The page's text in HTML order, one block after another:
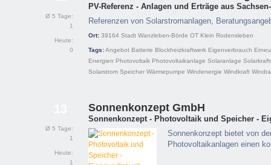
Ø 5 Tage:
1
Heute:
0
PV-Referenz - Anlagen und Erträge aus
Referenzen von Solarstromanlagen,
Ort: 39164 Stadt Wanzleben-Börde OT Klein Rodensleben
Tags:Angebot Batterie Blockheizkraftwerk Eigenverbrauch
Energien Photovoltaik Photovoltaikanlage Solaranlage
Solarstrom Speicher Wärmepumpe Windenergie Windkraft
Ø 5 Tage:
1
Heute:
1
Sonnenkonzept GmbH
Sonnenkonzept - Photovoltaik und Speicher -
Sonnenkonzept bietet von
Photovoltaikanlagen einen